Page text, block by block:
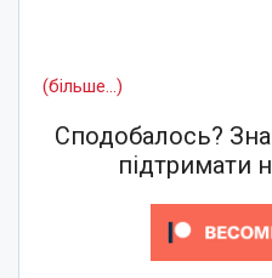
(більше…)
Сподобалось?
підтримати